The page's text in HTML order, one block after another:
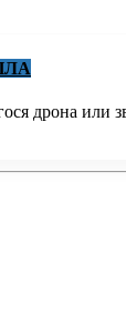
дрона или